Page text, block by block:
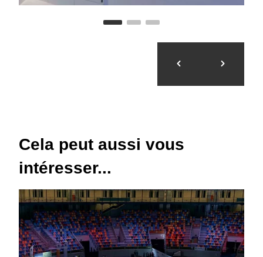
Cela peut aussi vous
intéresser...